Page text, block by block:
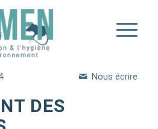
Nous écrire
DES